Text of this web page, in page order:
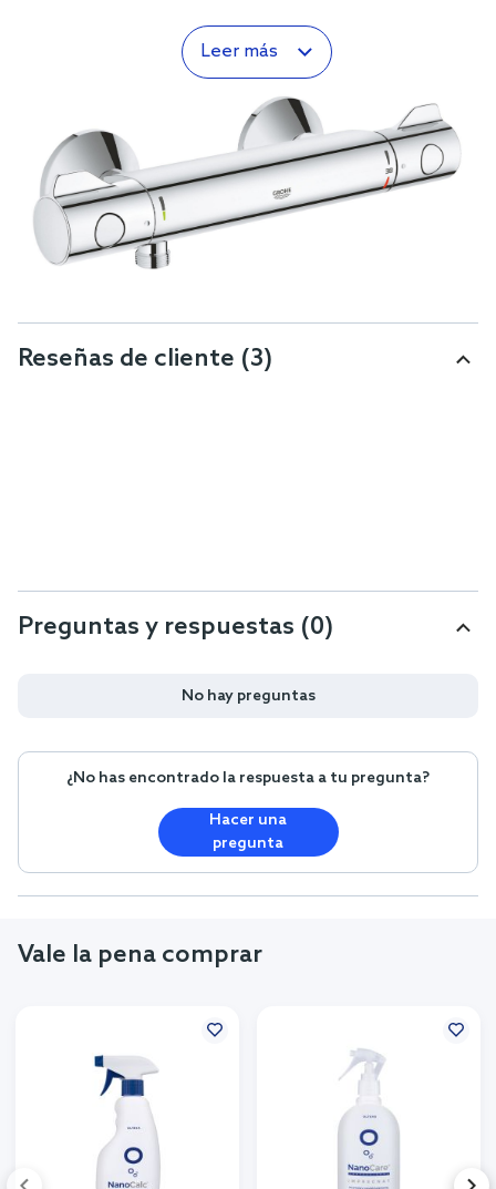
Leer más
Reseñas de cliente (3)
Preguntas y respuestas (0)
No hay preguntas
¿No has encontrado la respuesta a tu pregunta?
Hacer una
pregunta
Vale la pena comprar